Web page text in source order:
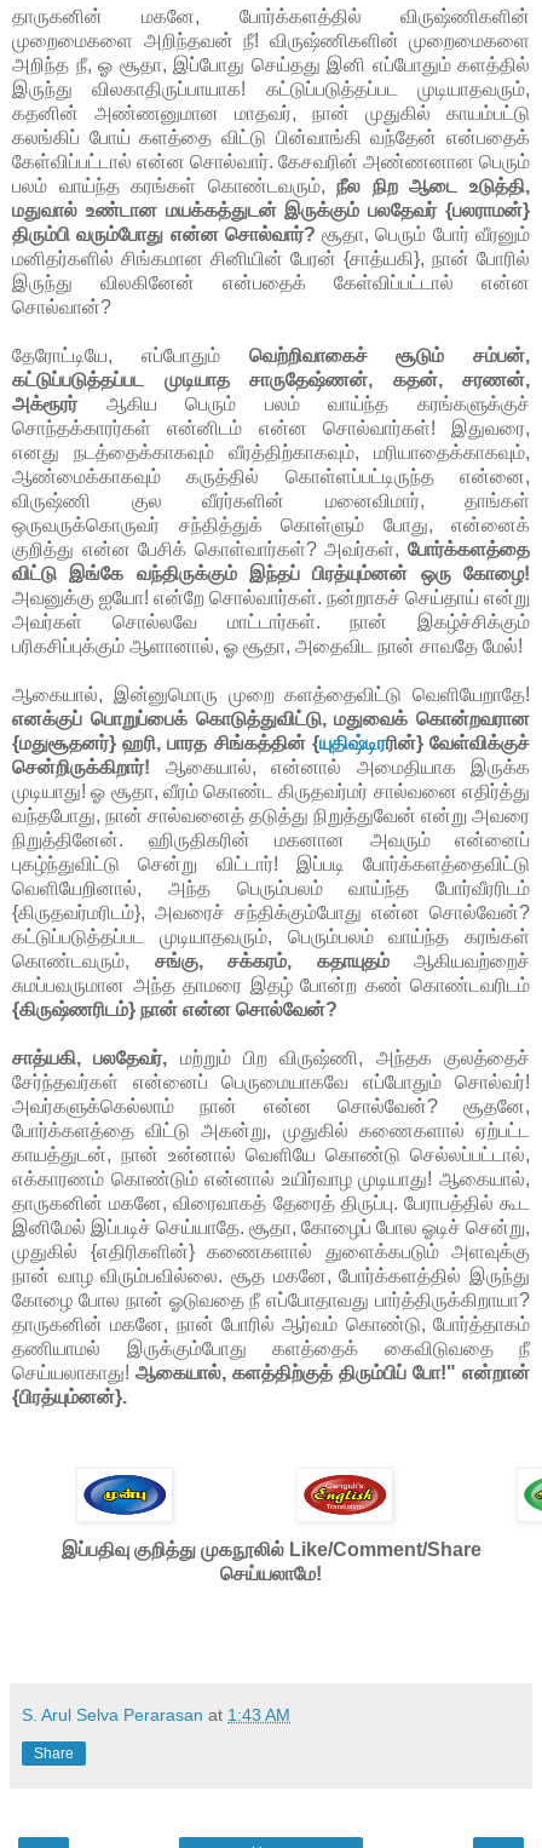
தாருகனின் மகனே, போர்க்களத்தில் விருஷ்ணிகளின்
முறைமைகளை அறிந்தவன் நீ! விருஷ்ணிகளின் முறைமைகளை
அறிந்த நீ, ஓ சூதா, இப்போது செய்தது இனி எப்போதும் களத்தில்
இருந்து விலகாதிருப்பாயாக! கட்டுப்படுத்தப்பட முடியாதவரும்,
கதனின் அண்ணனுமான மாதவர், நான் முதுகில் காயம்பட்டு
கலங்கிப் போய் களத்தை விட்டு பின்வாங்கி வந்தேன் என்பதைக்
கேள்விப்பட்டால் என்ன சொல்வார். கேசவரின் அண்ணனான பெரும்
பலம் வாய்ந்த கரங்கள் கொண்டவரும்,நீல நிற ஆடை உடுத்தி,
மதுவால் உண்டான மயக்கத்துடன் இருக்கும் பலதேவர் {பலராமன்}
திரும்பி வரும்போது என்ன சொல்வார்? சூதா, பெரும் போர் வீரனும்
மனிதர்களில் சிங்கமான சினியின் பேரன் {சாத்யகி}, நான் போரில்
இருந்து விலகினேன் என்பதைக் கேள்விப்பட்டால் என்ன
சொல்வான்?
தேரோட்டியே, எப்போதும் வெற்றிவாகைச் சூடும் சம்பன்,
கட்டுப்படுத்தப்பட முடியாத சாருதேஷ்ணன், கதன், சரணன்,
அக்ரூரர்ஆகிய பெரும் பலம் வாய்ந்த கரங்களுக்குச்
சொந்தக்காரர்கள் என்னிடம் என்ன சொல்வார்கள்! இதுவரை,
எனது நடத்தைக்காகவும் வீரத்திற்காகவும், மரியாதைக்காகவும்,
ஆண்மைக்காகவும் கருத்தில் கொள்ளப்பட்டிருந்த என்னை,
விருஷ்ணி குல வீரர்களின் மனைவிமார், தாங்கள்
ஒருவருக்கொருவர் சந்தித்துக் கொள்ளும் போது, என்னைக்
குறித்து என்ன பேசிக் கொள்வார்கள்? அவர்கள், போர்க்களத்தை
விட்டு இங்கே வந்திருக்கும் இந்தப் பிரத்யும்னன் ஒரு கோழை!
அவனுக்கு ஐயோ! என்றே சொல்வார்கள். நன்றாகச் செய்தாய் என்று
அவர்கள் சொல்லவே மாட்டார்கள். நான் இகழ்ச்சிக்கும்
பரிகசிப்புக்கும் ஆளானால், ஓ சூதா, அதைவிட நான் சாவதே மேல்!
ஆகையால், இன்னுமொரு முறை களத்தைவிட்டு வெளியேறாதே!
எனக்குப் பொறுப்பைக் கொடுத்துவிட்டு, மதுவைக் கொன்றவரான
{மதுசூதனர்} ஹரி, பாரத சிங்கத்தின் {யுதிஷ்டிரரின்} வேள்விக்குச்
சென்றிருக்கிறார்! ஆகையால், என்னால் அமைதியாக இருக்க
முடியாது! ஓ சூதா, வீரம் கொண்ட கிருதவர்மர் சால்வனை எதிர்த்து
வந்தபோது, நான் சால்வனைத் தடுத்து நிறுத்துவேன் என்று அவரை
நிறுத்தினேன். ஹிருதிகரின் மகனான அவரும் என்னைப்
புகழ்ந்துவிட்டு சென்று விட்டார்! இப்படி போர்க்களத்தைவிட்டு
வெளியேறினால், அந்த பெரும்பலம் வாய்ந்த போர்வீரரிடம்
{கிருதவர்மரிடம்}, அவரைச் சந்திக்கும்போது என்ன சொல்வேன்?
கட்டுப்படுத்தப்பட முடியாதவரும், பெரும்பலம் வாய்ந்த கரங்கள்
கொண்டவரும், சங்கு, சக்கரம், கதாயுதம்ஆகியவற்றைச்
சுமப்பவருமான அந்த தாமரை இதழ் போன்ற கண் கொண்டவரிடம்
{கிருஷ்ணரிடம்} நான் என்ன சொல்வேன்?
சாத்யகி, பலதேவர், மற்றும் பிற விருஷ்ணி, அந்தக குலத்தைச்
சேர்ந்தவர்கள் என்னைப் பெருமையாகவே எப்போதும் சொல்வர்!
அவர்களுக்கெல்லாம் நான் என்ன சொல்வேன்? சூதனே,
போர்க்களத்தை விட்டு அகன்று, முதுகில் கணைகளால் ஏற்பட்ட
காயத்துடன், நான் உன்னால் வெளியே கொண்டு செல்லப்பட்டால்,
எக்காரணம் கொண்டும் என்னால் உயிர்வாழ முடியாது! ஆகையால்,
தாருகனின் மகனே, விரைவாகத் தேரைத் திருப்பு. பேராபத்தில் கூட
இனிமேல் இப்படிச் செய்யாதே. சூதா, கோழைப் போல ஓடிச் சென்று,
முதுகில் {எதிரிகளின்} கணைகளால் துளைக்கபடும் அளவுக்கு
நான் வாழ விரும்பவில்லை. சூத மகனே, போர்க்களத்தில் இருந்து
கோழை போல நான் ஓடுவதை நீ எப்போதாவது பார்த்திருக்கிறாயா?
தாருகனின் மகனே, நான் போரில் ஆர்வம் கொண்டு, போர்த்தாகம்
தணியாமல் இருக்கும்போது களத்தைக் கைவிடுவதை நீ
செய்யலாகாது! ஆகையால், களத்திற்குத் திரும்பிப் போ!" என்றான்
{பிரத்யும்னன்}.
இப்பதிவு குறித்து முகநூலில் Like/Comment/Share
செய்யலாமே!
S. Arul Selva Perarasan at 1:43 AM
Share